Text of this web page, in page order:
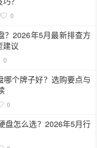
硬盘质量(130)
0
？2026年5月最新排查方
建议
0
哪个牌子好？选购要点与
0
盘怎么选？2026年5月行